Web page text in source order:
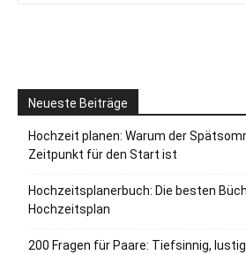
Neueste Beiträge
Hochzeit planen: Warum der
Zeitpunkt für den Start ist
Hochzeitsplanerbuch: Die besten
Hochzeitsplan
200 Fragen für Paare: Tiefsinnig,